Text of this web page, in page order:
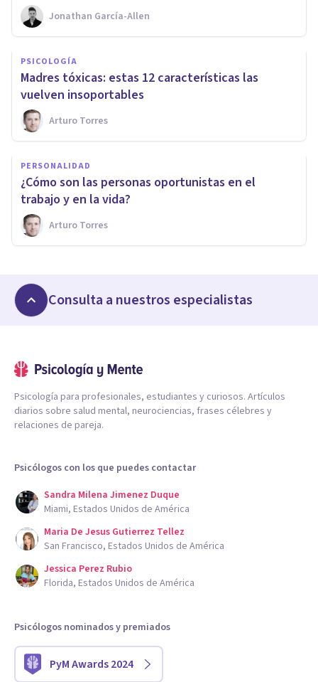
Jonathan García-Allen
PSICOLOGÍA
​Madres tóxicas: estas 12 características las
vuelven insoportables
Arturo Torres
PERSONALIDAD
​¿Cómo son las personas oportunistas en el
trabajo y en la vida?
Arturo Torres
Consulta a nuestros especialistas
Psicología para profesionales, estudiantes y curiosos. Artículos
diarios sobre salud mental, neurociencias, frases célebres y
relaciones de pareja.
Psicólogos con los que puedes contactar
Sandra Milena Jimenez Duque
Miami, Estados Unidos de América
Maria De Jesus Gutierrez Tellez
San Francisco, Estados Unidos de América
Jessica Perez Rubio
Florida, Estados Unidos de América
Psicólogos nominados y premiados
PyM Awards 2024